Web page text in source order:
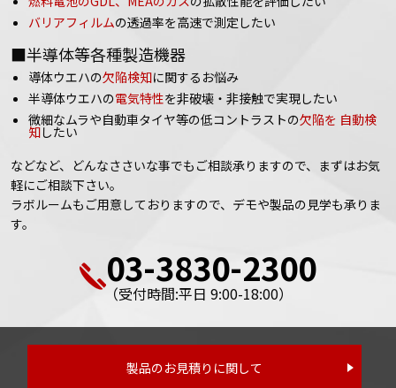
バリアフィルムの透過率を高速で測定したい
■半導体等各種製造機器
導体ウエハの欠陥検知に関するお悩み
半導体ウエハの電気特性を非破壊・非接触で実現したい
微細なムラや自動車タイヤ等の低コントラストの欠陥を 自動検
知したい
などなど、どんなささいな事でもご相談承りますので、まずはお気
軽にご相談下さい。
ラボルームもご用意しておりますので、デモや製品の見学も承りま
す。
03-3830-2300
（受付時間:平日 9:00-18:00）
製品のお見積りに関して